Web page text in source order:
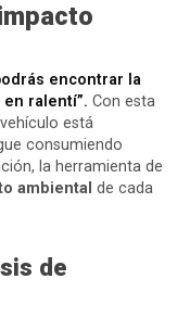
encontrar la
ralentí”. Con esta
está
consumiendo
la herramienta de
ambiental de cada
de